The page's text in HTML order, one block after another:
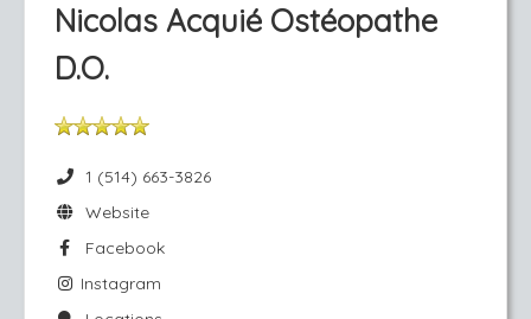
Nicolas Acquié Ostéopathe
D.O.
1 (514) 663-3826
Website
Facebook
Instagram